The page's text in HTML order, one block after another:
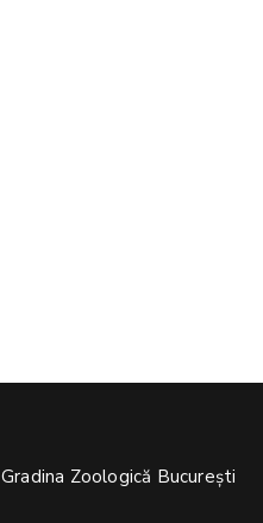
Gradina Zoologică București